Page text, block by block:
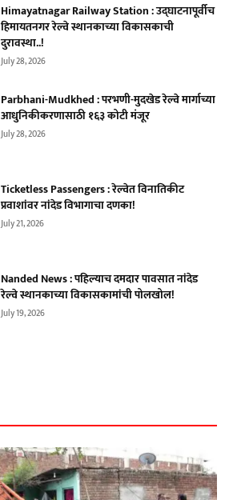
Himayatnagar Railway Station : उद्घाटनापूर्वीच
हिमायतनगर रेल्वे स्थानकाच्या विकासकाची
दुरावस्था..!
July 28, 2026
Parbhani-Mudkhed : परभणी-मुदखेड रेल्वे मार्गाच्या
आधुनिकीकरणासाठी १६३ कोटी मंजूर
July 28, 2026
Ticketless Passengers : रेल्वेत विनातिकीट
प्रवाशांवर नांदेड विभागाचा दणका!
July 21, 2026
Nanded News : पहिल्याच दमदार पावसात नांदेड
रेल्वे स्थानकाच्या विकासकामांची पोलखोल!
July 19, 2026